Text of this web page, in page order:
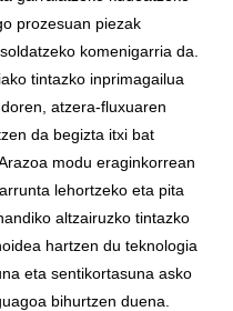
prozesuan piezak
komenigarria da.
tintazko inprimagailua
atzera-fluxuaren
da begizta itxi bat
modu eraginkorrean
lehortzeko eta pita
altzairuzko tintazko
hartzen du teknologia
eta sentikortasuna asko
bihurtzen duena.